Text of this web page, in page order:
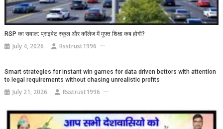
RSP का सवाल: प्राइवेट स्कूल और कॉलेज में मुफ्त शिक्षा कब होगी?
July 4, 2026 Rsstrust1996
Smart strategies for instant win games for data driven bettors with attention
to legal requirements without chasing unrealistic profits
July 21, 2026 Rsstrust1996